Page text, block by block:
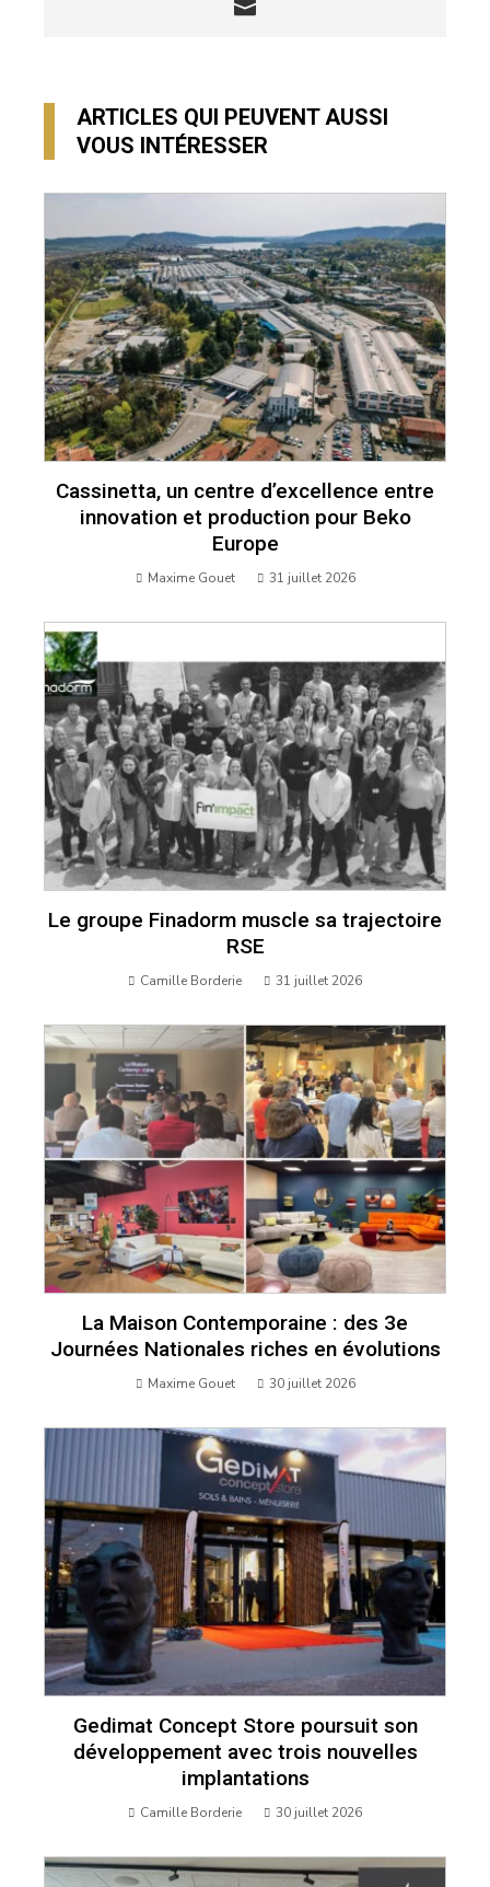
ARTICLES QUI PEUVENT AUSSI
VOUS INTÉRESSER
Cassinetta, un centre d’excellence entre
innovation et production pour Beko
Europe
Maxime Gouet 31 juillet 2026
Le groupe Finadorm muscle sa trajectoire
RSE
Camille Borderie 31 juillet 2026
La Maison Contemporaine : des 3e
Journées Nationales riches en évolutions
Maxime Gouet 30 juillet 2026
Gedimat Concept Store poursuit son
développement avec trois nouvelles
implantations
Camille Borderie 30 juillet 2026